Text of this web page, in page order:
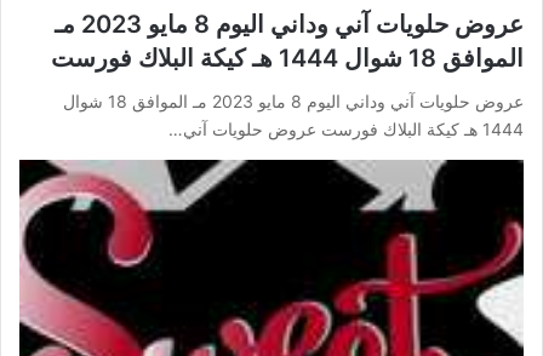
عروض حلويات آني وداني اليوم 8 مايو 2023 مـ
الموافق 18 شوال 1444 هـ كيكة البلاك فورست
عروض حلويات آني وداني اليوم 8 مايو 2023 مـ الموافق 18 شوال
1444 هـ كيكة البلاك فورست عروض حلويات آني…